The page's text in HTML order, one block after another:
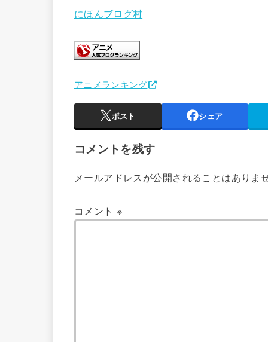
にほんブログ村
アニメランキング
ポスト シェア
コメントを残す
メールアドレスが公開されることはありま
コメント※